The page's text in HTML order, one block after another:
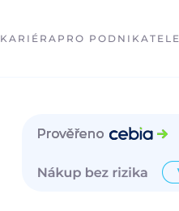
KARIÉRA PRO PODNIKATELE